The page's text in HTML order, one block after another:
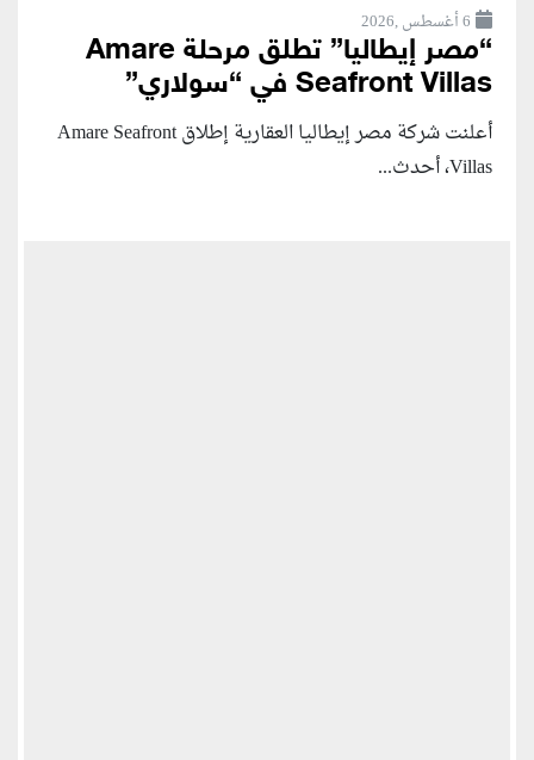
6 أغسطس ,2026
“مصر إيطاليا” تطلق مرحلة Amare
Seafront Villas في “سولاري”
أعلنت شركة مصر إيطاليا العقارية إطلاق Amare Seafront
Villas، أحدث...